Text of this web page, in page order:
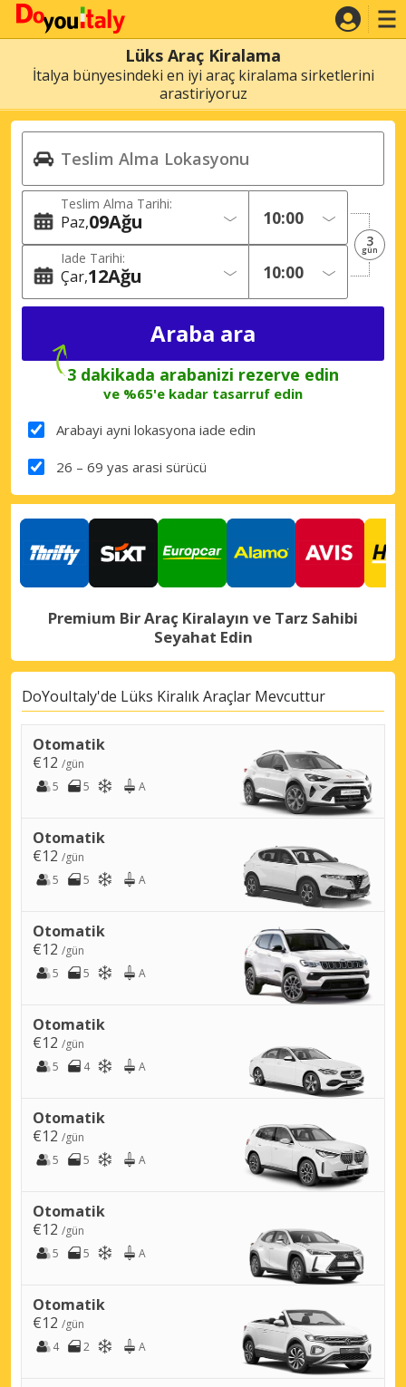
Lüks Araç Kiralama
İtalya bünyesindeki en iyi araç kiralama sirketlerini
arastiriyoruz
Teslim Alma Tarihi:
Paz 09Ağu
Iade Tarihi:
Çar 12Ağu
3
gün
3 dakikada arabanizi rezerve edin
ve %65'e kadar tasarruf edin
Arabayi ayni lokasyona iade edin
26 – 69 yas arasi sürücü
Premium Bir Araç Kiralayın ve Tarz Sahibi
Seyahat Edin
DoYouItaly'de Lüks Kiralık Araçlar Mevcuttur
Otomatik
€12 /gün
5
5 A
Otomatik
€12 /gün
5
5 A
Otomatik
€12 /gün
5
5 A
Otomatik
€12 /gün
5
4 A
Otomatik
€12 /gün
5
5 A
Otomatik
€12 /gün
5
5 A
Otomatik
€12 /gün
4
2 A